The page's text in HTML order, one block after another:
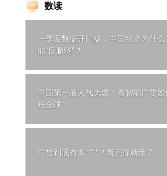
数读
一季度数据开门稳，中国经济为什么
能“反脆弱”？
中国第一展人气大爆！看智能广货如
粉全球
广货到底有多“广”？看完你就懂了